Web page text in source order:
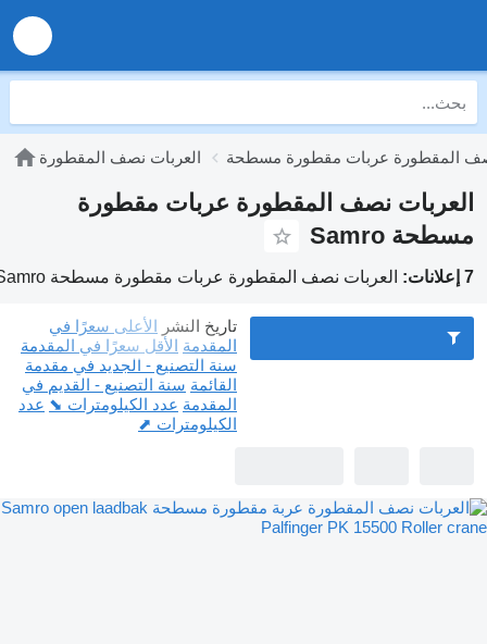
العربات نصف المقطورة المقطورة عربات مقطورة مسطحة
العربات نصف المقطورة عربات مقطورة
مسطحة Samro
7 إعلانات: العربات نصف المقطورة عربات مقطورة مسطحة Samro
تاريخ النشر الأعلى سعرًا في
المقدمة الأقل سعرًا في المقدمة
سنة التصنيع - الجديد في مقدمة
القائمة سنة التصنيع - القديم في
المقدمة عدد الكيلومترات ⬊ عدد
الكيلومترات ⬈